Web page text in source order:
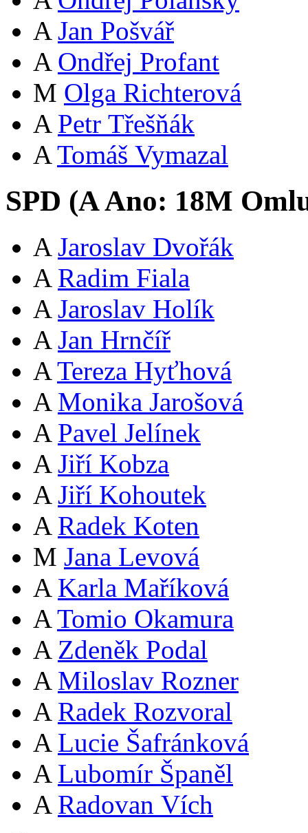
A Jan Pošvář
A Ondřej Profant
M Olga Richterová
A Petr Třešňák
A Tomáš Vymazal
SPD (AAno: 18M
A Jaroslav Dvořák
A Radim Fiala
A Jaroslav Holík
A Jan Hrnčíř
A Tereza Hyťhová
A Monika Jarošová
A Pavel Jelínek
A Jiří Kobza
A Jiří Kohoutek
A Radek Koten
M Jana Levová
A Karla Maříková
A Tomio Okamura
A Zdeněk Podal
A Miloslav Rozner
A Radek Rozvoral
A Lucie Šafránková
A Lubomír Španěl
A Radovan Vích